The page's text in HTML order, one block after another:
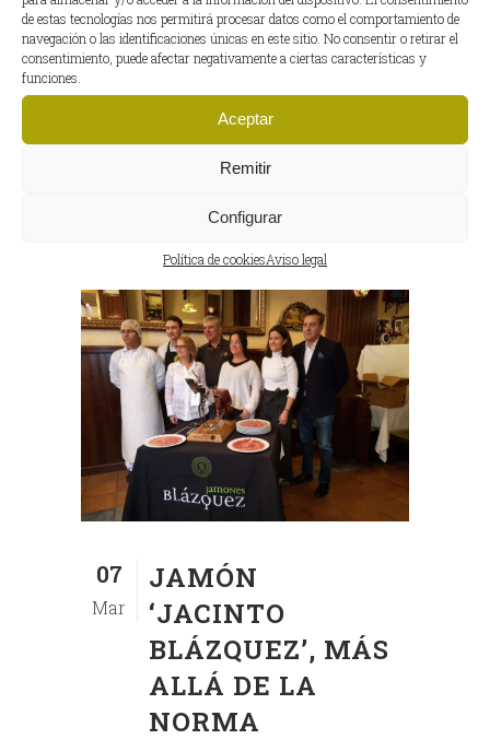
de estas tecnologías nos permitirá procesar datos como el comportamiento de
navegación o las identificaciones únicas en este sitio. No consentir o retirar el
consentimiento, puede afectar negativamente a ciertas características y
funciones.
Aceptar
Remitir
Configurar
Política de cookiesAviso legal
presencia de productos de
alta gama es indispensable en
casi todo tipo...
Enciclopedia del jamón
07
Mar
JAMÓN
‘JACINTO
BLÁZQUEZ’, MÁS
ALLÁ DE LA
NORMA